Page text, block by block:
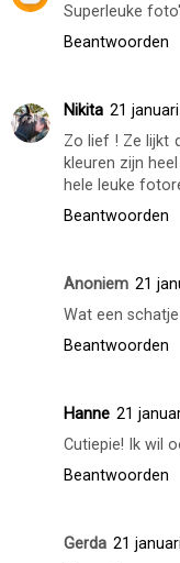
Superleuke
Beantwoorden
Nikita 21
Zo lief ! Ze lijkt
kleuren zijn
hele leuke
Beantwoorden
Anoniem 21
Wat een
Beantwoorden
Hanne 21
Cutiepie! Ik wil
Beantwoorden
Gerda 21